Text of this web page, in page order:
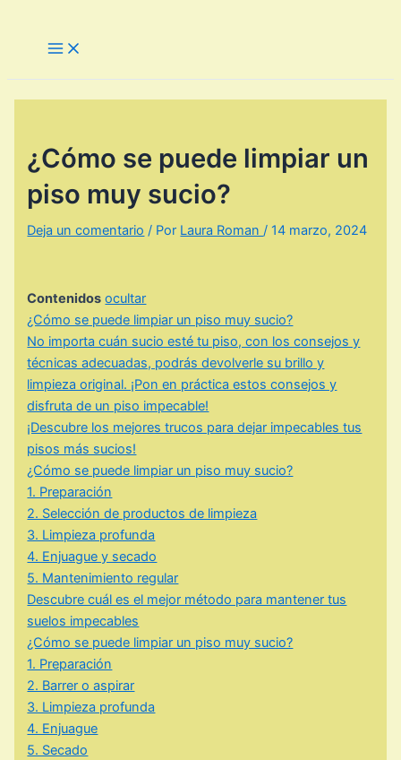
Main
Menu
¿Cómo se puede limpiar un
piso muy sucio?
Deja un comentario / Por Laura Roman/14 marzo, 2024
Contenidos ocultar
¿Cómo se puede limpiar un piso muy sucio?
No importa cuán sucio esté tu piso, con los consejos y
técnicas adecuadas, podrás devolverle su brillo y
limpieza original. ¡Pon en práctica estos consejos y
disfruta de un piso impecable!
¡Descubre los mejores trucos para dejar impecables tus
pisos más sucios!
¿Cómo se puede limpiar un piso muy sucio?
1. Preparación
2. Selección de productos de limpieza
3. Limpieza profunda
4. Enjuague y secado
5. Mantenimiento regular
Descubre cuál es el mejor método para mantener tus
suelos impecables
¿Cómo se puede limpiar un piso muy sucio?
1. Preparación
2. Barrer o aspirar
3. Limpieza profunda
4. Enjuague
5. Secado